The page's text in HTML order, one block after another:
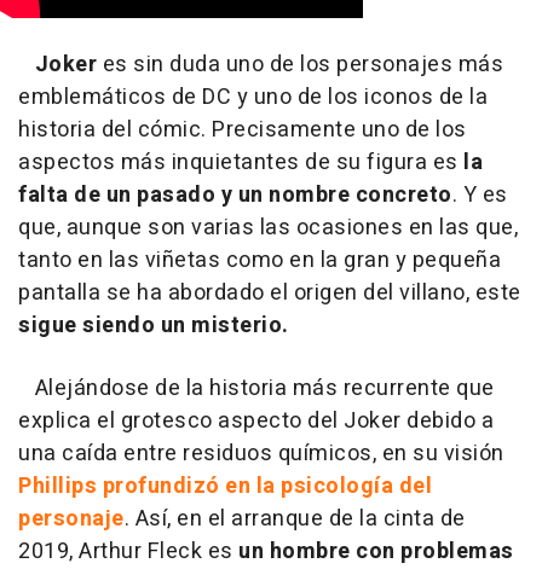
Joker es sin duda uno de los personajes más
emblemáticos de DC y uno de los iconos de la
historia del cómic. Precisamente uno de los
aspectos más inquietantes de su figura es la
falta de un pasado y un nombre concreto. Y es
que, aunque son varias las ocasiones en las que,
tanto en las viñetas como en la gran y pequeña
pantalla se ha abordado el origen del villano, este
sigue siendo un misterio.
Alejándose de la historia más recurrente que
explica el grotesco aspecto del Joker debido a
una caída entre residuos químicos, en su visión
Phillips profundizó en la psicología del
personaje. Así, en el arranque de la cinta de
2019, Arthur Fleck es un hombre con problemas